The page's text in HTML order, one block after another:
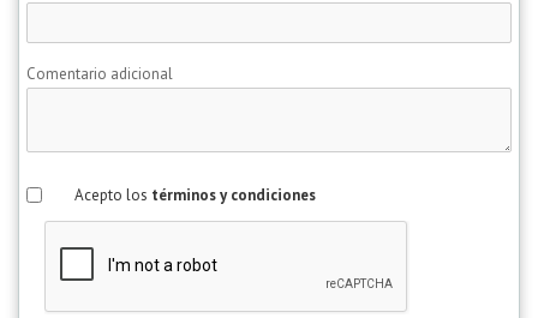
Comentario adicional
Acepto los términos y condiciones